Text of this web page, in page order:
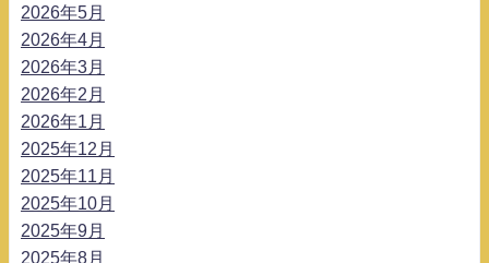
2026年5月
2026年4月
2026年3月
2026年2月
2026年1月
2025年12月
2025年11月
2025年10月
2025年9月
2025年8月